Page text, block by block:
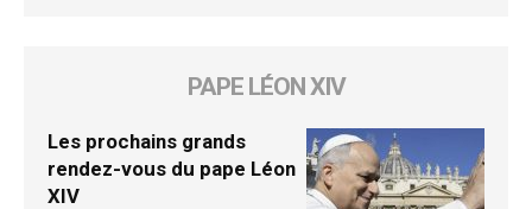
PAPE LÉON XIV
Les prochains grands
rendez-vous du pape Léon
XIV